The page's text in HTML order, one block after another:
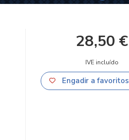
28,50 €
IVE incluído
Engadir a favoritos